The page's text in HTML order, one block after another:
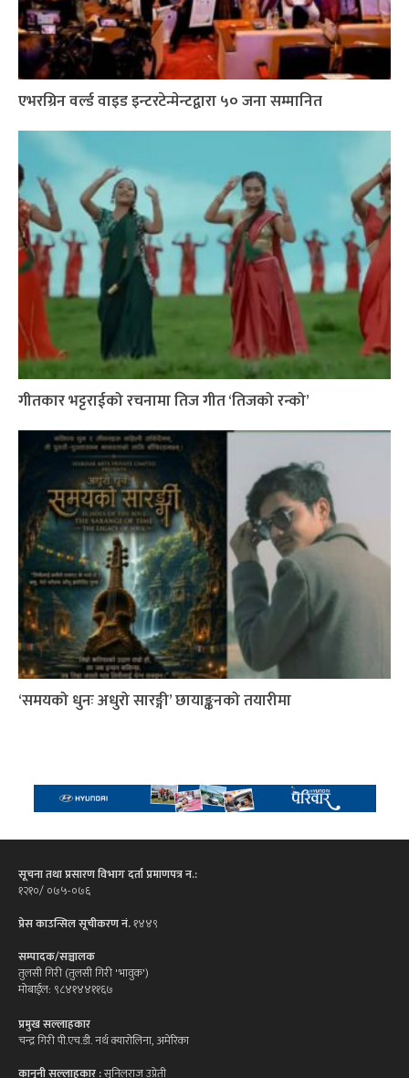
एभरग्रिन वर्ल्ड वाइड इन्टरटेन्मेन्टद्वारा ५० जना सम्मानित
गीतकार भट्टराईको रचनामा तिज गीत ‘तिजको रन्को’
‘समयको धुनः अधुरो सारङ्गी’ छायाङ्कनको तयारीमा
सूचना तथा प्रसारण विभाग दर्ता प्रमाणपत्र न.:
१२१०/ ०७५-०७६
प्रेस काउन्सिल सूचीकरण नं.१४४९
सम्पादक/सञ्चालक
तुलसी गिरी (तुलसी गिरी 'भावुक')
मोबाईल: ९८४१४४११६७
प्रमुख सल्लाहकार
चन्द्र गिरी पी.एच.डी. नर्थ क्यारोलिना, अमेरिका
कानुनी सल्लाहकार :सुनिलराज उप्रेती